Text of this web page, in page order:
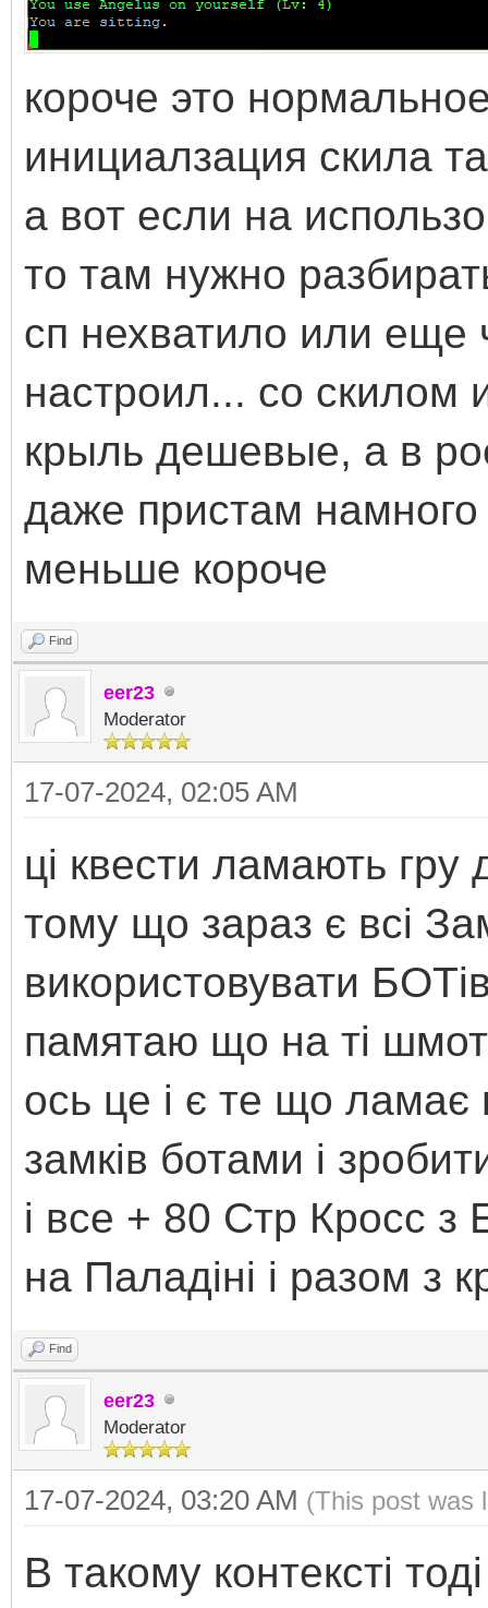
короче это
инициалзация скила
а вот если на
то там нужно
сп нехватило или
настроил... со скилом
крыль дешевые, а в
даже пристам
меньше короче
Find
eer23
Moderator
17-07-2024, 02:05 AM
ці квести ламають
тому що зараз є всі
використовувати
памятаю що на ті
ось це і є те що
замків ботами і
і все + 80 Стр Кросс з
на Паладіні і разом з
Find
eer23
Moderator
17-07-2024, 03:20 AM (This post was
В такому контексті